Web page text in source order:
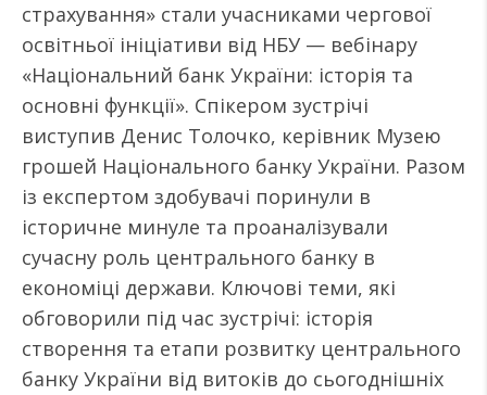
страхування» стали учасниками чергової
освітньої ініціативи від НБУ — вебінару
«Національний банк України: історія та
основні функції». Спікером зустрічі
виступив Денис Толочко, керівник Музею
грошей Національного банку України. Разом
із експертом здобувачі поринули в
історичне минуле та проаналізували
сучасну роль центрального банку в
економіці держави. Ключові теми, які
обговорили під час зустрічі: історія
створення та етапи розвитку центрального
банку України від витоків до сьогоднішніх